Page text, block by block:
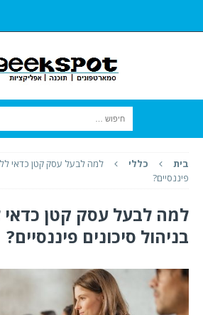
בית כללי
למה לבעל עסק קטן כדאי
פיננסיים?
למה לבעל עסק קטן כדאי
בניהול סיכונים פיננסיים?